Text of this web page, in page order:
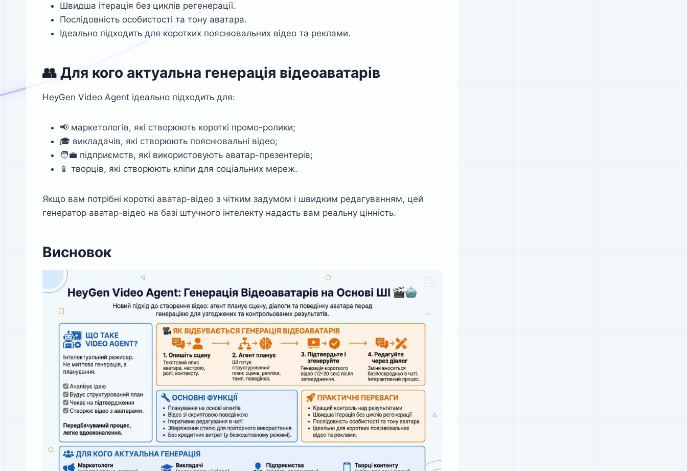
Швидша ітерація без циклів регенерації.
Послідовність особистості та тону аватара.
Ідеально підходить для коротких пояснювальних відео та реклами.
👥 Для кого актуальна генерація відеоаватарів
HeyGen Video Agent ідеально підходить для:
📢 маркетологів, які створюють короткі промо-ролики;
🎓 викладачів, які створюють пояснювальні відео;
🧑‍💼 підприємств, які використовують аватар-презентерів;
📱 творців, які створюють кліпи для соціальних мереж.
Якщо вам потрібні короткі аватар-відео з чітким задумом і швидким редагуванням, цей
генератор аватар-відео на базі штучного інтелекту надасть вам реальну цінність.
Висновок